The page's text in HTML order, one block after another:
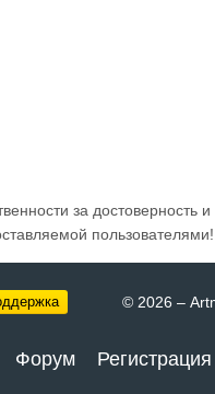
за достоверность и
пользователями!
© 2026 –
Форум Регистрация